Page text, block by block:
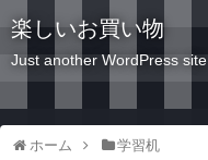
楽しいお買い物
Just another WordPress site
ホーム 学習机